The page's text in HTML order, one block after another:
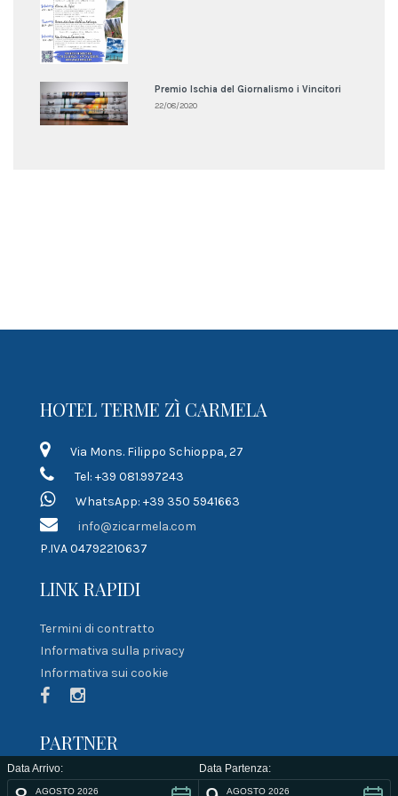
Premio Ischia del Giornalismo i Vincitori
22/08/2020
HOTEL TERME ZÌ CARMELA
Via Mons. Filippo Schioppa, 27
Tel: +39 081.997243
WhatsApp: +39 350 5941663
info@zicarmela.com
P.IVA 04792210637
LINK RAPIDI
Termini di contratto
Informativa sulla privacy
Informativa sui cookie
PARTNER
Data Arrivo:
AGOSTO 2026
Data Partenza:
AGOSTO 2026